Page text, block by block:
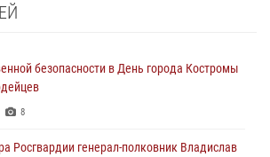
безопасности в День города Костромы
8
Росгвардии генерал-полковник Владислав